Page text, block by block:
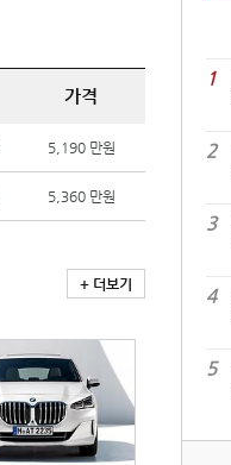
가격
5,190 만원
5,360 만원
+ 더보기
1
2
3
4
5